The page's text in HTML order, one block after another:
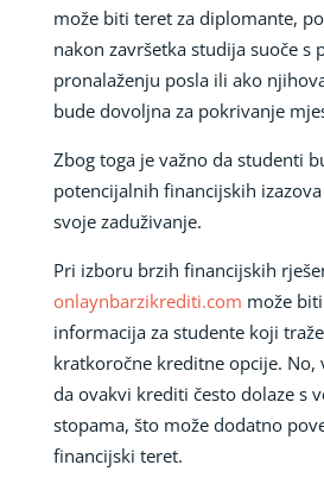
može biti teret za diplomante,
nakon završetka studija suoče s
pronalaženju posla ili ako
bude dovoljna za pokrivanje
Zbog toga je važno da studenti
potencijalnih financijskih
svoje zaduživanje.
Pri izboru brzih financijskih
onlaynbarzikrediti.com može
informacija za studente koji
kratkoročne kreditne opcije. No,
da ovakvi krediti često dolaze s
stopama, što može dodatno
financijski teret.